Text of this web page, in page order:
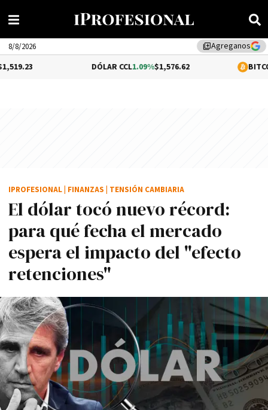
library_addAgreganos
8/8/2026
1.09%$1,576.62 0.13%
El dólar tocó nuevo récord:
para qué fecha el mercado
espera el impacto del "efecto
retenciones"
IPROFESIONAL FINANZAS TENSIÓN CAMBIARIA